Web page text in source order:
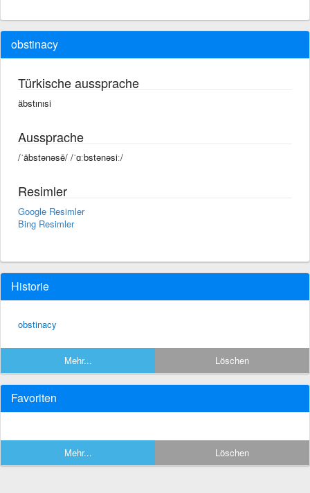
obstinacy
Türkische aussprache
äbstınısi
Aussprache
/ˈäbstənəsē/ /ˈɑːbstənəsiː/
Resimler
Google Resimler
Bing Resimler
Historie
obstinacy
Mehr... Löschen
Favoriten
Mehr... Löschen